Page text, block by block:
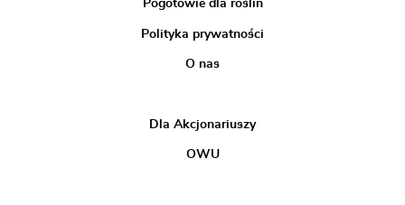
Pogotowie dla roślin
Polityka prywatności
O nas
Dla Akcjonariuszy
OWU